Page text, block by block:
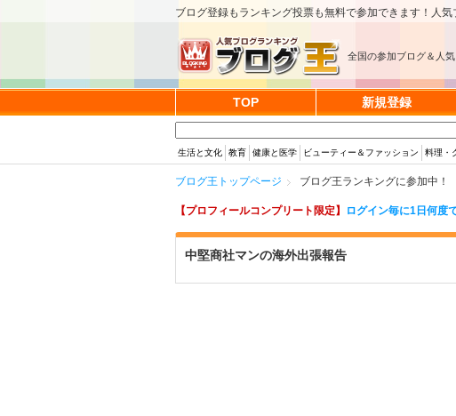
ブログ登録もランキング投票も無料で参加できます！人
全国の参加ブログ＆人
TOP 新規登録
生活と文化 教育 健康と医学 ビューティー＆ファッション 料理・
ブログ王トップページ ブログ王ランキングに参加中
【プロフィールコンプリート限定】 ログイン毎に1日何度
中堅商社マンの海外出張報告